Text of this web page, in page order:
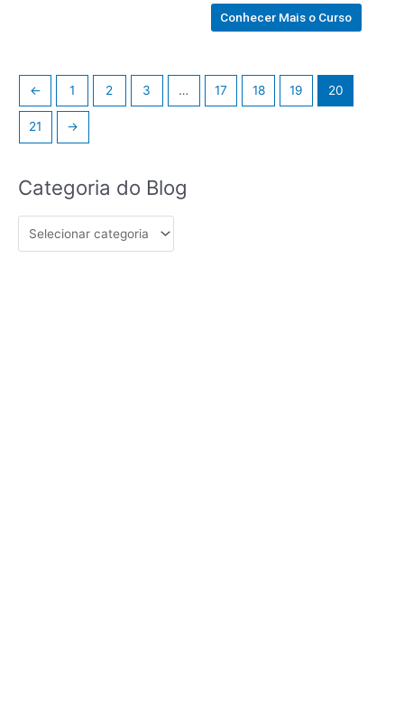
Conhecer Mais o Curso
← 1 2 3 … 17 18 19 20
21 →
Categoria do Blog
Categoria
do
Blog